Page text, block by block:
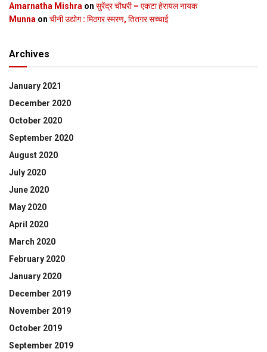
Amarnatha Mishra on सुरेंद्र चौधरी – एकटा हेरायल नायक
Munna on चीनी उद्योग : मिठगर स्‍मरण, तितगर सच्‍चाई
Archives
January 2021
December 2020
October 2020
September 2020
August 2020
July 2020
June 2020
May 2020
April 2020
March 2020
February 2020
January 2020
December 2019
November 2019
October 2019
September 2019